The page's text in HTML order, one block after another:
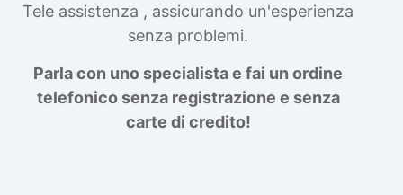
Tele assistenza , assicurando un'esperienza
senza problemi.
Parla con uno specialista e fai un ordine
telefonico senza registrazione e senza
carte di credito!